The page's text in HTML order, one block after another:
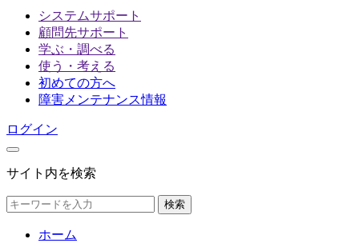
システムサポート
顧問先サポート
学ぶ・調べる
使う・考える
初めての方へ
障害メンテナンス情報
ログイン
サイト内を検索
検索
ホーム